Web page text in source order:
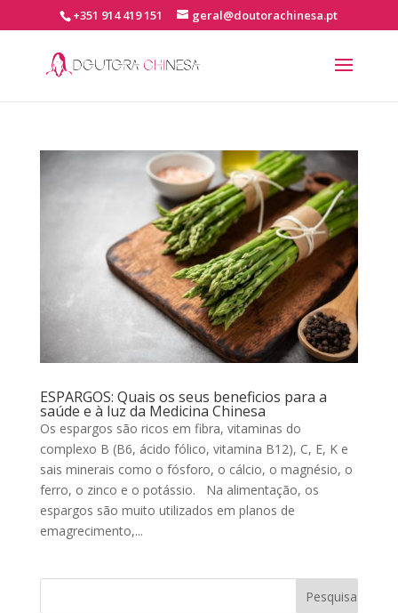
+351 914 419 151 geral@doutorachinesa.pt
ESPARGOS: Quais os seus beneficios para a
saúde e à luz da Medicina Chinesa
Os espargos são ricos em fibra, vitaminas do
complexo B (B6, ácido fólico, vitamina B12), C, E, K e
sais minerais como o fósforo, o cálcio, o magnésio, o
ferro, o zinco e o potássio. Na alimentação, os
espargos são muito utilizados em planos de
emagrecimento,...